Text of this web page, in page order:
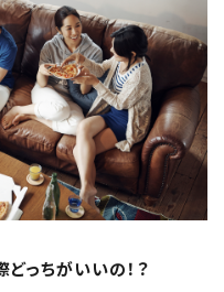
っちがいいの！？